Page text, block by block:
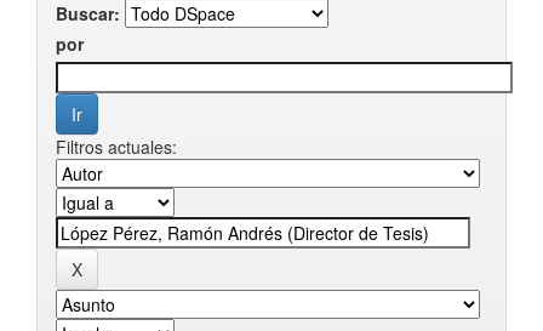
Buscar:
por
Filtros actuales: